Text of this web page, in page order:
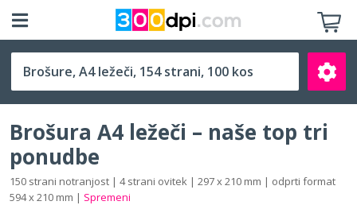
A4 ležeči (297 x 210 mm)
Brošura A4 ležeči – naše top tri
ponudbe
150 strani notranjost | 4 strani ovitek | 297 x 210 mm | odprti format
594 x 210 mm | Spremeni